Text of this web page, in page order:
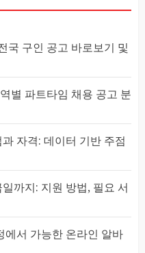
국 구인 공고 바로보기 및
별 파트타임 채용 공고 분
자격: 데이터 기반 주점
까지: 지원 방법, 필요 서
에서 가능한 온라인 알바